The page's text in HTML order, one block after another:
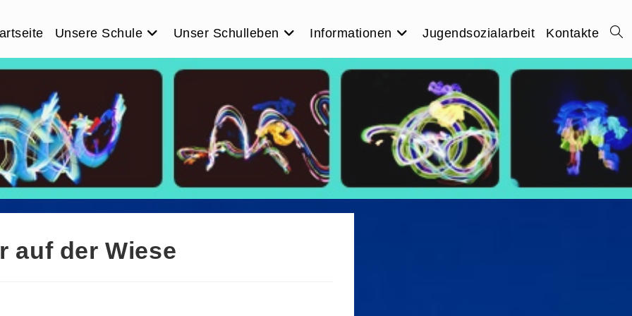
Unsere Schule Unser Schulleben Informationen Jugendsozialarbeit Kontakte
der Wiese
auf der Wiese